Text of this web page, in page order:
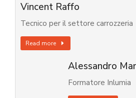
Vincent Raffo
Tecnico per il settore carrozzeria
Read more
Alessandro
Formatore Inlumia